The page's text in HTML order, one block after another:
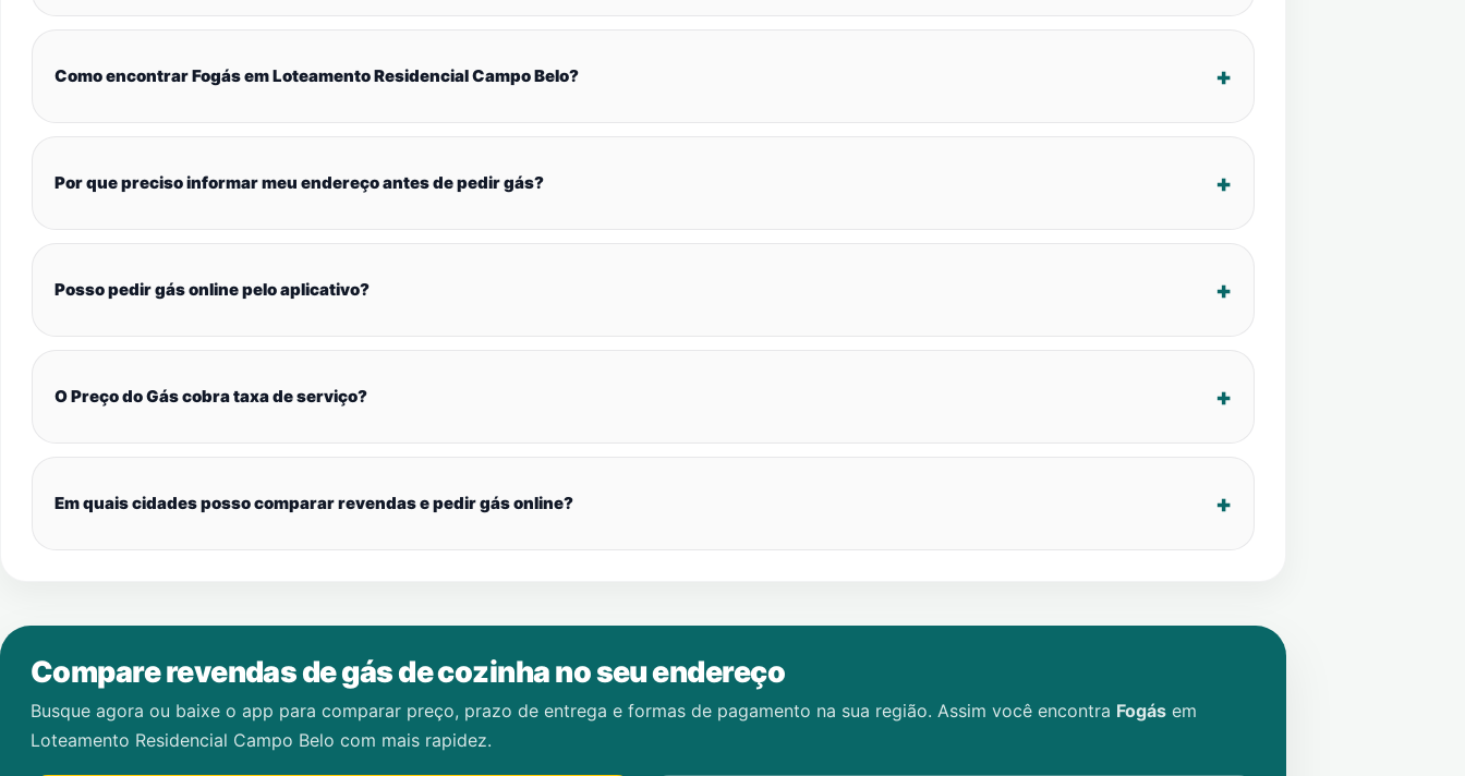
Como encontrar Fogás em Loteamento Residencial Campo Belo?
Por que preciso informar meu endereço antes de pedir gás?
Posso pedir gás online pelo aplicativo?
O Preço do Gás cobra taxa de serviço?
Em quais cidades posso comparar revendas e pedir gás online?
Compare revendas de gás de cozinha no seu endereço
Busque agora ou baixe o app para comparar preço, prazo de entrega e formas de pagamento na sua região. Assim você encontra Fogás em
Loteamento Residencial Campo Belo com mais rapidez.